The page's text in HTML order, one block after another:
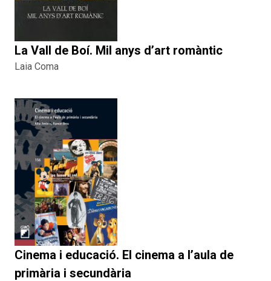
La Vall de Boí. Mil anys d’art romàntic
Laia Coma
Cinema i educació. El cinema a l’aula de
primària i secundària